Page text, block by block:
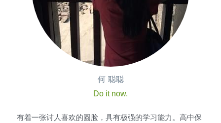
何 聪聪
Do it now.
有着一张讨人喜欢的圆脸，具有极强的学习能力。高中保